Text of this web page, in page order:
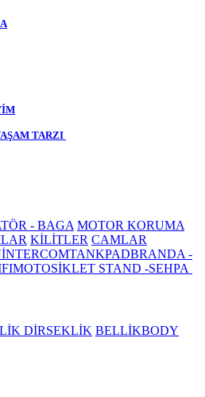
TARZI
- BAGA MOTOR KORUMA
KİLİTLER CAMLAR
İNTERCOMTANKPADBRANDA -
MOTOSİKLET STAND -SEHPA
DİRSEKLİK BELLİKBODY